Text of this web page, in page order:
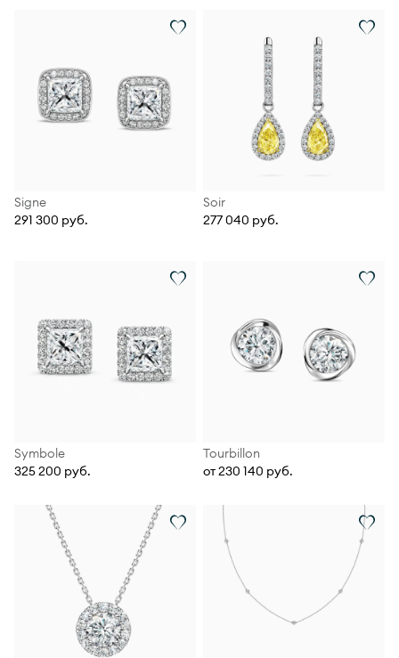
Signe
291 300 руб.
Soir
277 040 руб.
Symbole
325 200 руб.
Tourbillon
от 230 140 руб.